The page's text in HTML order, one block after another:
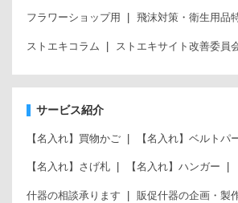
フラワーショップ用 飛沫対策・衛生用品
ストエキコラム ストエキサイト改善委員
サービス紹介
【名入れ】買物かご 【名入れ】ベルトパ
【名入れ】さげ札 【名入れ】ハンガー
什器の相談承ります 販促什器の企画・製